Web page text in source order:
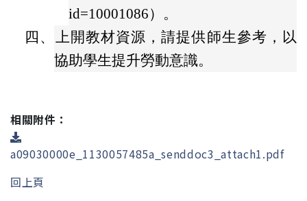
id=10001086）。
四、 上開教材資源，請提供師生參考，以
協助學生提升勞動意識。
相關附件：
a09030000e_1130057485a_senddoc3_attach1.pdf
回上頁